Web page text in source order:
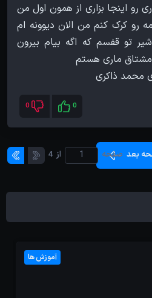
رو اینجا بزاری از همون اول من
رو کرک کنم من الان دیوونه ام
تو قفسم که اگه بیام بیرون
محمد ذاکری
0
0
بعد صفحه از 4
آموزش ها